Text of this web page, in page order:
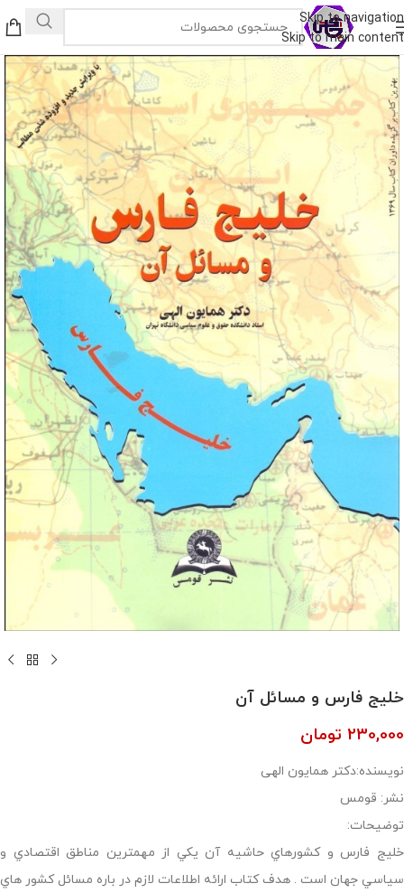
Skip to navigation
Skip to main content
خلیج فارس و مسائل آن
230,000 تومان
نویسنده:دکتر همایون الهی
نشر: قومس
توضیحات:
خليج فارس و كشورهاي حاشيه آن يكي از مهمترين مناطق اقتصادي و
سياسي جهان است . هدف كتاب ارائه اطلاعات لازم در باره مسائل كشور هاي